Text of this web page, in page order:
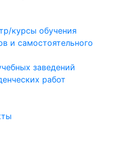
курсы обучения
и самостоятельного
заведений
работ